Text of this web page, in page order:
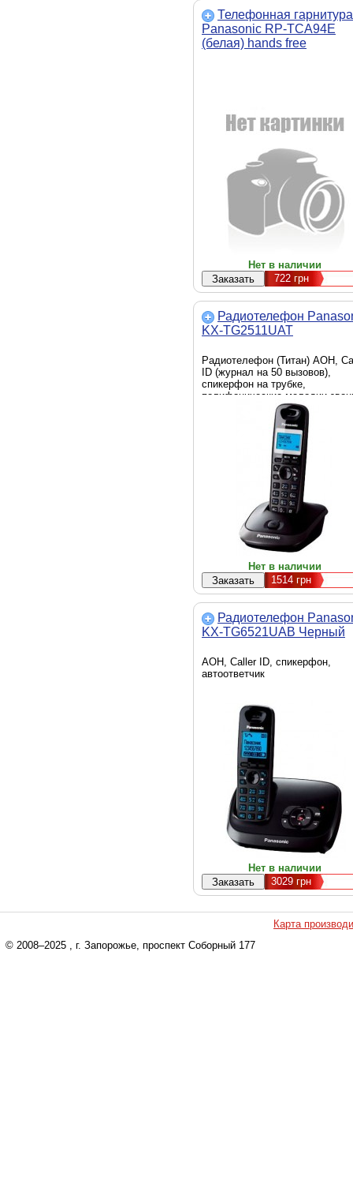
Телефонная гарнитура
Panasonic RP-TCA94E
(белая) hands free
Нет в наличии
722грн
Радиотелефон
KX-TG2511UAT
Радиотелефон (Титан) АОН,
ID (журнал на 50 вызовов),
спикерфон на трубке,
полифонические мелодии
повторный набор номера,
телефонный справочник (50
Нет в наличии
1514 грн
Радиотелефон
KX-TG6521UAB Черный
АОН, Caller ID, спикерфон,
автоответчик
Нет в наличии
3029 грн
Карта
© 2008–2025 , г. Запорожье, проспект Соборный 177